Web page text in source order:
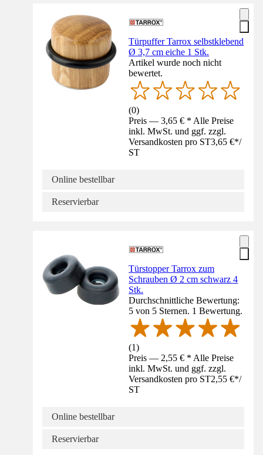
Türpuffer Tarrox selbstklebend
Ø 3,7 cm eiche 1 Stk.
Artikel wurde noch nicht
bewertet.
(0)
Preis — 3,65 € * Alle Preise
inkl. MwSt. und ggf. zzgl.
Versandkosten pro ST3,65 €*/
ST
Online bestellbar
Reservierbar
Türstopper Tarrox zum
Schrauben Ø 2 cm schwarz 4
Stk.
Durchschnittliche Bewertung:
5 von 5 Sternen. 1 Bewertung.
(1)
Preis — 2,55 € * Alle Preise
inkl. MwSt. und ggf. zzgl.
Versandkosten pro ST2,55 €*/
ST
Online bestellbar
Reservierbar